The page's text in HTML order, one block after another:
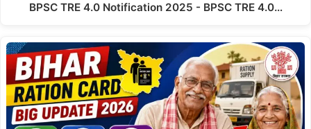
BPSC TRE 4.0 Notification 2025 - BPSC TRE 4.0…